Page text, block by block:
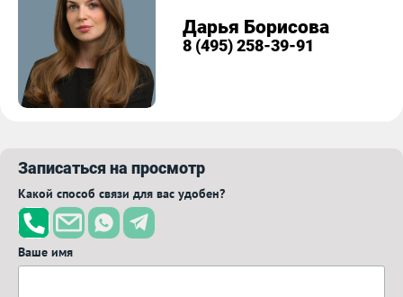
Дарья Борисова
8 (495) 258-39-91
Записаться на просмотр
Какой способ связи для вас удобен?
Ваше имя